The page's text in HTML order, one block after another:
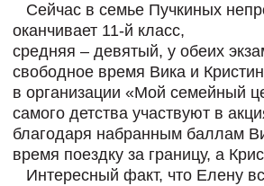
Сейчас в семье Пучкиных
оканчивает 11-й класс,
средняя – девятый, у обеих
свободное время Вика и
в организации «Мой семейный
самого детства участвуют в
благодаря набранным баллам
время поездку за границу, а
Интересный факт, что Елену